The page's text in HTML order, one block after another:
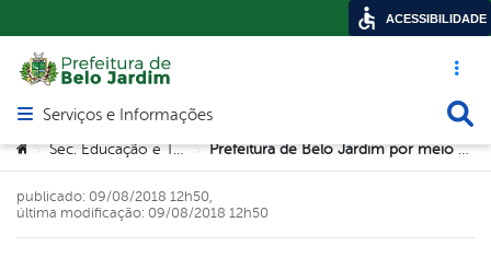
Acesso
Abrir menu principal de navegação
Serviços e Informações
Você está aqui:
> Sec. Educação e Tecnologia > Prefeitura de Belo Jardim por meio da Secretaria de Educação e Tecnologia promove o Dia do Estudante
publicado: 09/08/2018 12h50,
última modificação: 09/08/2018 12h50
ACESSIBILIDADE